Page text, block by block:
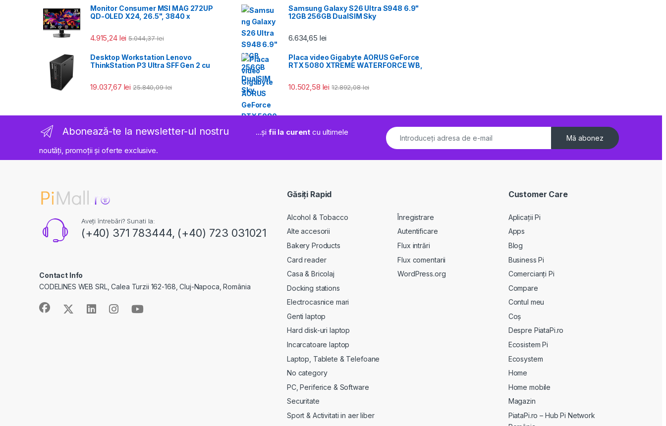
Monitor Consumer MSI MAG 272UP
QD-OLED X24, 26.5", 3840 x
4.915,24 lei 5.044,37lei
Desktop Workstation Lenovo
ThinkStation P3 Ultra SFF Gen 2 cu
19.037,67 lei 25.840,09lei
Samsung Galaxy S26 Ultra S948 6.9"
12GB 256GB DualSIM Sky
6.634,65 lei
Placa video Gigabyte AORUS GeForce
RTX 5080 XTREME WATERFORCE WB,
10.502,58 lei 12.892,08lei
Abonează-te la newsletter-ul nostru ...șifii la curent cu ultimele
noutăți, promoții și oferte exclusive.
Mă abonez
Aveți întrebări? Sunati la:
(+40) 371 783444, (+40) 723 031021
Contact Info
CODELINES WEB SRL, Calea Turzii 162-168, Cluj-Napoca, România
Găsiți Rapid
Alcohol & Tobacco
Alte accesorii
Bakery Products
Card reader
Casa & Bricolaj
Docking stations
Electrocasnice mari
Genti laptop
Hard disk-uri laptop
Incarcatoare laptop
Laptop, Tablete & Telefoane
No category
PC, Periferice & Software
Securitate
Sport & Activitati in aer liber
Înregistrare
Autentificare
Flux intrări
Flux comentarii
WordPress.org
Customer Care
Aplicații Pi
Apps
Blog
Business Pi
Comercianți Pi
Compare
Contul meu
Coș
Despre PiataPi.ro
Ecosistem Pi
Ecosystem
Home
Home mobile
Magazin
PiataPi.ro – Hub Pi Network